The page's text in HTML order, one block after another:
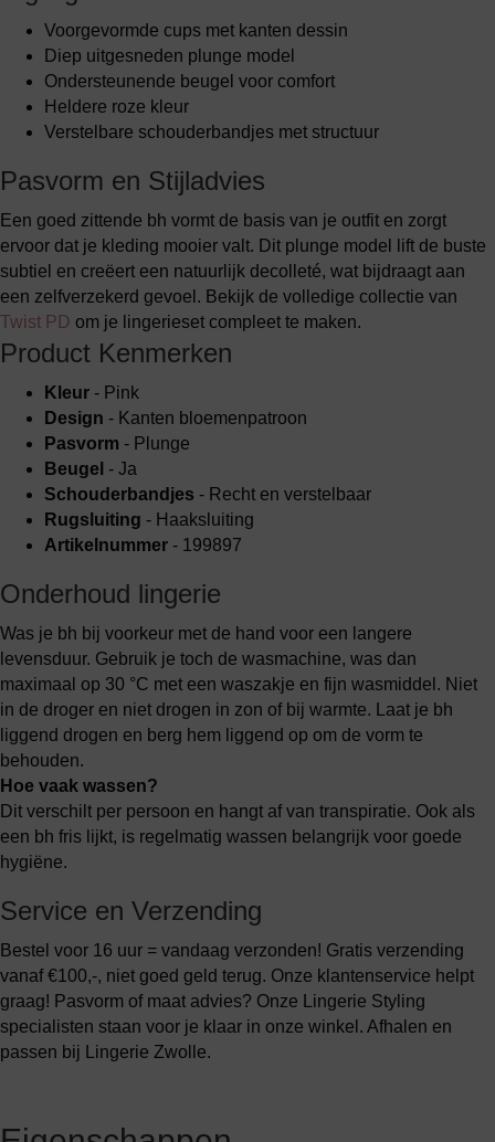
Voorgevormde cups met kanten dessin
Diep uitgesneden plunge model
Ondersteunende beugel voor comfort
Heldere roze kleur
Verstelbare schouderbandjes met structuur
Pasvorm en Stijladvies
Een goed zittende bh vormt de basis van je outfit en zorgt
ervoor dat je kleding mooier valt. Dit plunge model lift de buste
subtiel en creëert een natuurlijk decolleté, wat bijdraagt aan
een zelfverzekerd gevoel. Bekijk de volledige collectie van
Twist PD om je lingerieset compleet te maken.
Product Kenmerken
Kleur - Pink
Design - Kanten bloemenpatroon
Pasvorm - Plunge
Beugel - Ja
Schouderbandjes - Recht en verstelbaar
Rugsluiting - Haaksluiting
Artikelnummer - 199897
Onderhoud lingerie
Was je bh bij voorkeur met de hand voor een langere
levensduur. Gebruik je toch de wasmachine, was dan
maximaal op 30 °C met een waszakje en fijn wasmiddel. Niet
in de droger en niet drogen in zon of bij warmte. Laat je bh
liggend drogen en berg hem liggend op om de vorm te
behouden.
Hoe vaak wassen?
Dit verschilt per persoon en hangt af van transpiratie. Ook als
een bh fris lijkt, is regelmatig wassen belangrijk voor goede
hygiëne.
Service en Verzending
Bestel voor 16 uur = vandaag verzonden! Gratis verzending
vanaf €100,-, niet goed geld terug. Onze klantenservice helpt
graag! Pasvorm of maat advies? Onze Lingerie Styling
specialisten staan voor je klaar in onze winkel. Afhalen en
passen bij Lingerie Zwolle.